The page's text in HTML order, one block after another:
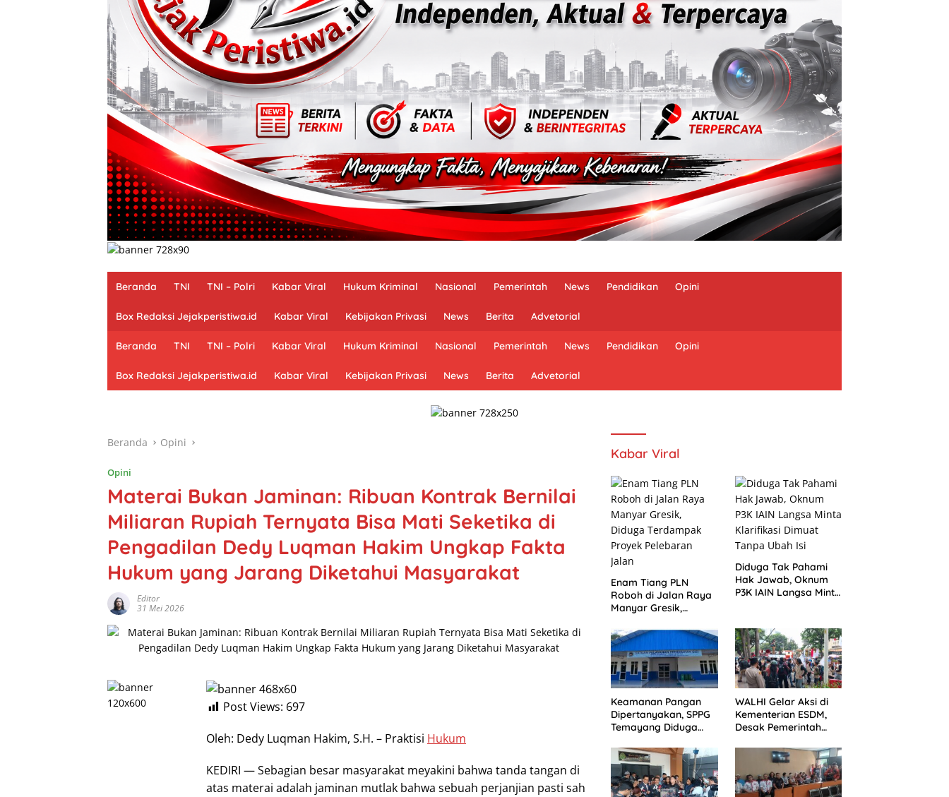
Beranda TNI TNI – Polri Kabar Viral Hukum Kriminal Nasional Pemerintah News Pendidikan Opini
Box Redaksi Jejakperistiwa.id Kabar Viral Kebijakan Privasi News Berita Advetorial
Beranda TNI TNI – Polri Kabar Viral Hukum Kriminal Nasional Pemerintah News Pendidikan Opini
Box Redaksi Jejakperistiwa.id Kabar Viral Kebijakan Privasi News Berita Advetorial
Beranda Opini
Opini
Materai Bukan Jaminan: Ribuan Kontrak Bernilai
Miliaran Rupiah Ternyata Bisa Mati Seketika di
Pengadilan Dedy Luqman Hakim Ungkap Fakta
Hukum yang Jarang Diketahui Masyarakat
Editor
31 Mei 2026
Post Views: 697
Oleh: Dedy Luqman Hakim, S.H. – Praktisi Hukum
KEDIRI — Sebagian besar masyarakat meyakini bahwa tanda tangan di
atas materai adalah jaminan mutlak bahwa sebuah perjanjian pasti sah
Kabar Viral
Enam Tiang PLN
Roboh di Jalan Raya
Manyar Gresik,
Proyek Pelebaran
Jalan
Diduga Tak Pahami
Hak Jawab, Oknum
P3K IAIN Langsa Minta
Keamanan Pangan
Dipertanyakan, SPPG
Temayang Diduga
SLHS
WALHI Gelar Aksi di
Kementerian ESDM,
Desak Pemerintah
Energi Berkeadilan